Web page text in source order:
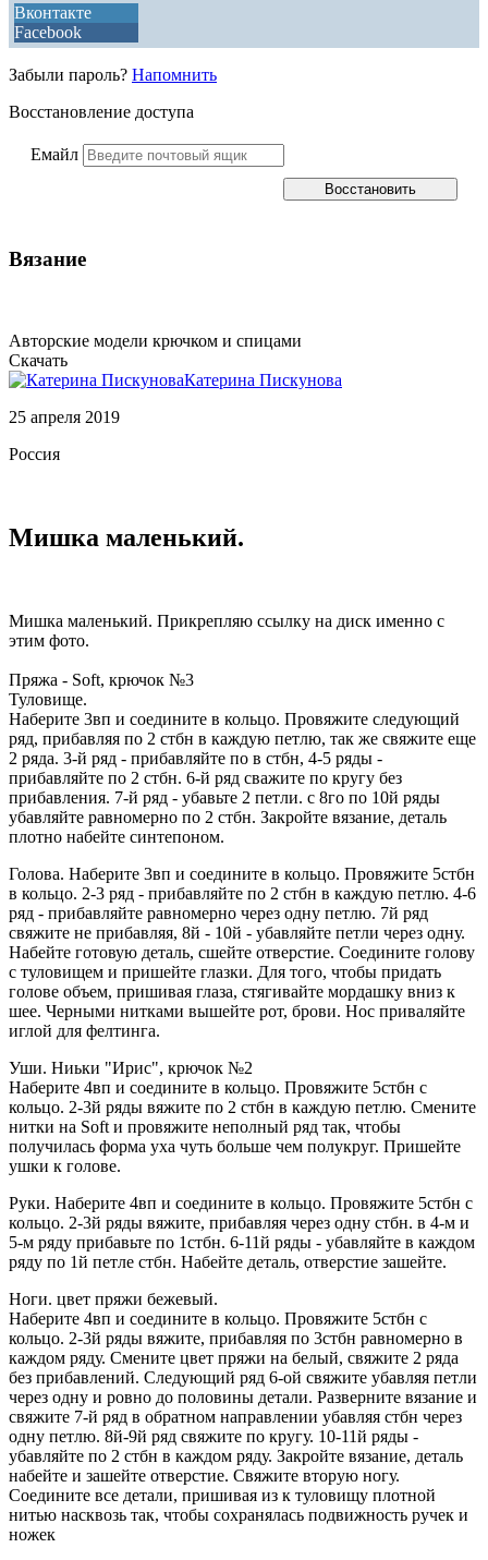
Вконтакте
Facebook
Забыли пароль? Напомнить
Восстановление доступа
Емайл
Вязание
Авторские модели крючком и спицами
Скачать
Катерина Пискунова
25 апреля 2019
Россия
Мишка маленький.
Мишка маленький. Прикрепляю ссылку на диск именно с
этим фото.
Пряжа - Soft, крючок №3
Туловище.
Наберите 3вп и соедините в кольцо. Провяжите следующий
ряд, прибавляя по 2 стбн в каждую петлю, так же свяжите еще
2 ряда. 3-й ряд - прибавляйте по в стбн, 4-5 ряды -
прибавляйте по 2 стбн. 6-й ряд сважите по кругу без
прибавления. 7-й ряд - убавьте 2 петли. с 8го по 10й ряды
убавляйте равномерно по 2 стбн. Закройте вязание, деталь
плотно набейте синтепоном.
Голова. Наберите 3вп и соедините в кольцо. Провяжите 5стбн
в кольцо. 2-3 ряд - прибавляйте по 2 стбн в каждую петлю. 4-6
ряд - прибавляйте равномерно через одну петлю. 7й ряд
свяжите не прибавляя, 8й - 10й - убавляйте петли через одну.
Набейте готовую деталь, сшейте отверстие. Соедините голову
с туловищем и пришейте глазки. Для того, чтобы придать
голове объем, пришивая глаза, стягивайте мордашку вниз к
шее. Черными нитками вышейте рот, брови. Нос приваляйте
иглой для фелтинга.
Уши. Ниьки "Ирис", крючок №2
Наберите 4вп и соедините в кольцо. Провяжите 5стбн с
кольцо. 2-3й ряды вяжите по 2 стбн в каждую петлю. Смените
нитки на Soft и провяжите неполный ряд так, чтобы
получилась форма уха чуть больше чем полукруг. Пришейте
ушки к голове.
Руки. Наберите 4вп и соедините в кольцо. Провяжите 5стбн с
кольцо. 2-3й ряды вяжите, прибавляя через одну стбн. в 4-м и
5-м ряду прибавьте по 1стбн. 6-11й ряды - убавляйте в каждом
ряду по 1й петле стбн. Набейте деталь, отверстие зашейте.
Ноги. цвет пряжи бежевый.
Наберите 4вп и соедините в кольцо. Провяжите 5стбн с
кольцо. 2-3й ряды вяжите, прибавляя по 3стбн равномерно в
каждом ряду. Смените цвет пряжи на белый, свяжите 2 ряда
без прибавлений. Следующий ряд 6-ой свяжите убавляя петли
через одну и ровно до половины детали. Разверните вязание и
свяжите 7-й ряд в обратном направлении убавляя стбн через
одну петлю. 8й-9й ряд свяжите по кругу. 10-11й ряды -
убавляйте по 2 стбн в каждом ряду. Закройте вязание, деталь
набейте и зашейте отверстие. Свяжите вторую ногу.
Соедините все детали, пришивая из к туловищу плотной
нитью насквозь так, чтобы сохранялась подвижность ручек и
ножек